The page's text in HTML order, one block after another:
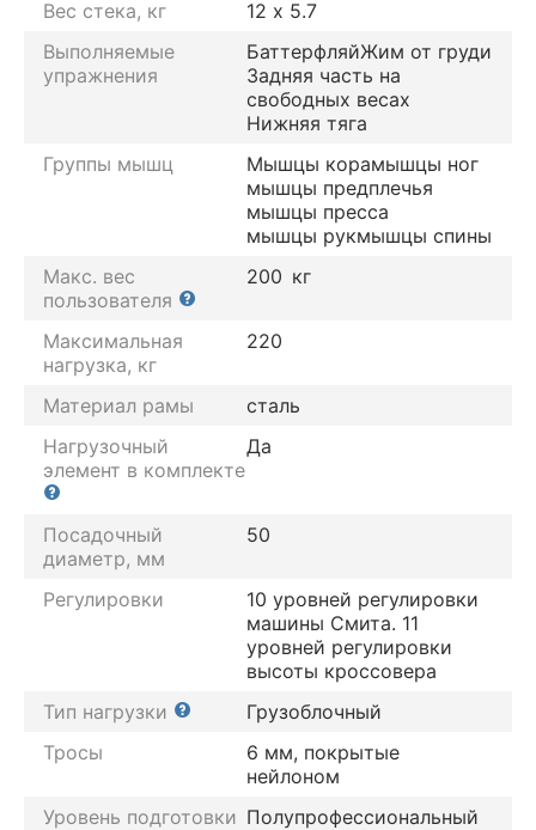
Вес стека, кг
12 х 5.7
Выполняемые
упражнения
БаттерфляйЖим от груди
Задняя часть на
свободных весах
Нижняя тяга
Группы мышц
Мышцы корамышцы ног
мышцы предплечья
мышцы пресса
мышцы рукмышцы спины
Макс. вес
пользователя
200 кг
Максимальная
нагрузка, кг
220
Материал рамы
сталь
Нагрузочный
элемент в комплекте
Да
Посадочный
диаметр, мм
50
Регулировки
10 уровней регулировки
машины Смита. 11
уровней регулировки
высоты кроссовера
Тип нагрузки
Грузоблочный
Тросы
6 мм, покрытые
нейлоном
Уровень подготовки Полупрофессиональный